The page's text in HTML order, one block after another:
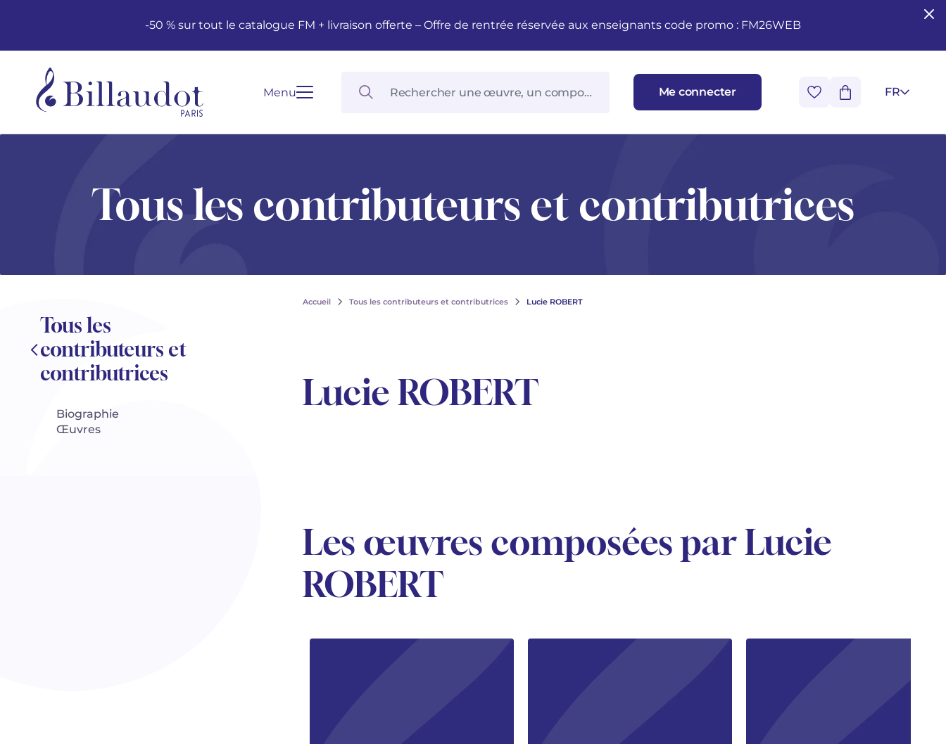
-50 % sur tout le catalogue FM + livraison offerte – Offre de rentrée réservée aux enseignants code promo : FM26WEB
Menu Me connecter FR
Tous les contributeurs et contributrices
Tous les
contributeurs et
contributrices
Biographie
Œuvres
Accueil Tous les contributeurs et contributrices Lucie ROBERT
Lucie ROBERT
Les œuvres composées par Lucie
ROBERT